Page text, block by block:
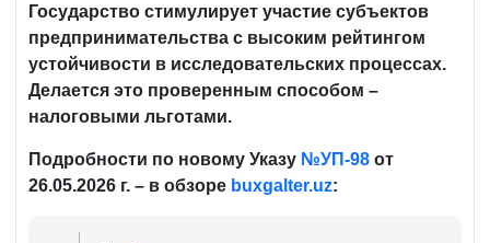
Государство стимулирует участие субъектов
предпринимательства с высоким рейтингом
устойчивости в исследовательских процессах.
Делается это проверенным способом –
налоговыми льготами.
Подробности по новому Указу №УП-98 от
26.05.2026 г. – в обзоре buxgalter.uz: